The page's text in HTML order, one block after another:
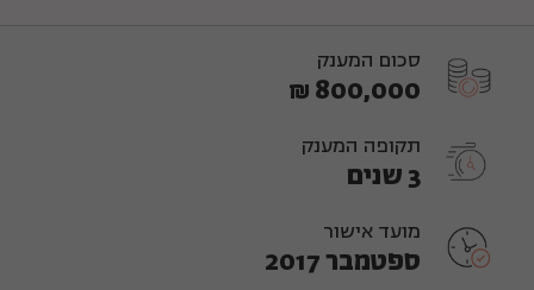
לוח תוצאות
צרו קשר
En
العربية
סכום המענק
800,000 ₪
תקופה המענק
3 שנים
מועד אישור
ספטמבר 2017